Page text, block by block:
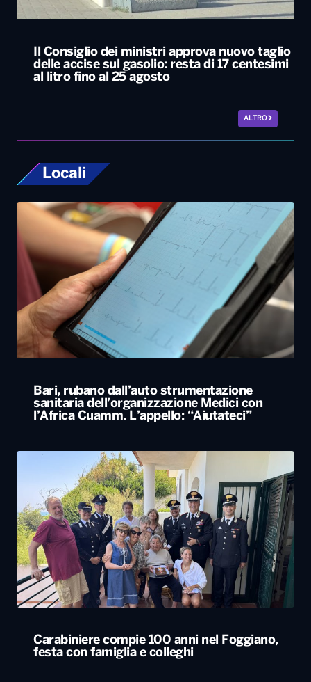
Il Consiglio dei ministri approva nuovo taglio
delle accise sul gasolio: resta di 17 centesimi
al litro fino al 25 agosto
ALTRO
Locali
Bari, rubano dall’auto strumentazione
sanitaria dell’organizzazione Medici con
l’Africa Cuamm. L’appello: “Aiutateci”
Carabiniere compie 100 anni nel Foggiano,
festa con famiglia e colleghi